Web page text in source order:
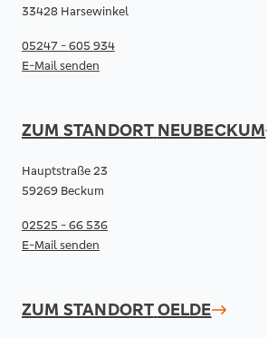
33428 Harsewinkel
05247 - 605 934
E-Mail senden
ZUM STANDORT NEUBECKUM
Hauptstraße 23
59269 Beckum
02525 - 66 536
E-Mail senden
ZUM STANDORTOELDE